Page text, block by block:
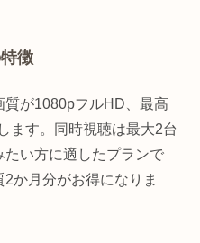
徴
質が1080pフルHD、最高
ます。同時視聴は最大2台
たい方に適したプランで
か月分がお得になりま